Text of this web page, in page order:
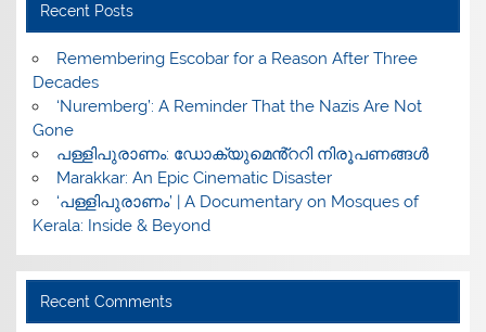
Recent Posts
​Remembering Escobar for a Reason After Three
Decades
‘Nuremberg’: A Reminder That the Nazis Are Not
Gone
പള്ളിപുരാണം: ഡോക്യുമെൻ്ററി നിരൂപണങ്ങൾ
Marakkar: An Epic Cinematic Disaster
‘പള്ളിപുരാണം’ | A Documentary on Mosques of
Kerala: Inside & Beyond
Recent Comments